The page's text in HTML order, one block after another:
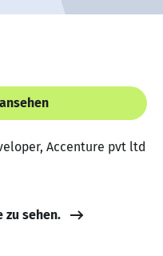
Accenture pvt ltd
zu sehen.